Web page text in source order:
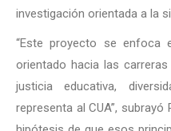
investigación orientada a la
“Este proyecto se enfoca
orientado hacia las
justicia educativa,
representa al CUA”,